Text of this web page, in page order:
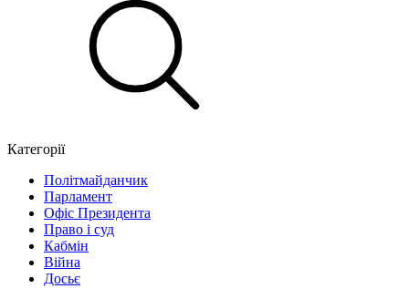
Категорії
Політмайданчик
Парламент
Офіс Президента
Право і суд
Кабмін
Війна
Досьє